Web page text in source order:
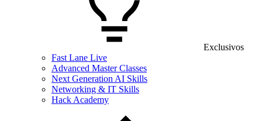
Exclusivos
Fast Lane Live
Advanced Master Classes
Next Generation AI Skills
Networking & IT Skills
Hack Academy